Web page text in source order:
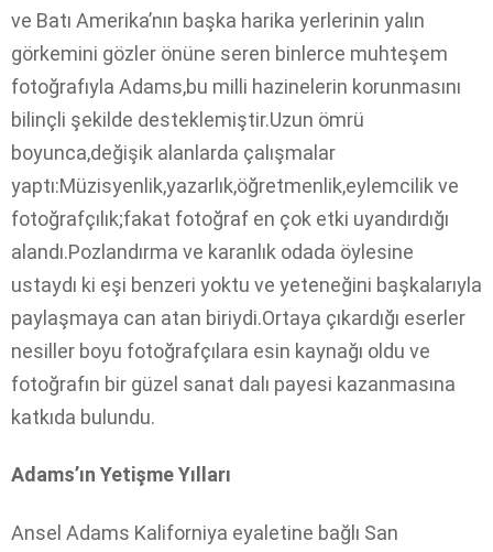
ve Batı Amerika’nın başka harika yerlerinin yalın
görkemini gözler önüne seren binlerce muhteşem
fotoğrafıyla Adams,bu milli hazinelerin korunmasını
bilinçli şekilde desteklemiştir.Uzun ömrü
boyunca,değişik alanlarda çalışmalar
yaptı:Müzisyenlik,yazarlık,öğretmenlik,eylemcilik ve
fotoğrafçılık;fakat fotoğraf en çok etki uyandırdığı
alandı.Pozlandırma ve karanlık odada öylesine
ustaydı ki eşi benzeri yoktu ve yeteneğini başkalarıyla
paylaşmaya can atan biriydi.Ortaya çıkardığı eserler
nesiller boyu fotoğrafçılara esin kaynağı oldu ve
fotoğrafın bir güzel sanat dalı payesi kazanmasına
katkıda bulundu.
Adams’ın Yetişme Yılları
Ansel Adams Kaliforniya eyaletine bağlı San